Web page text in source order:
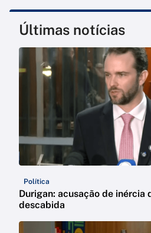
Últimas notícias
Política
Durigan: acusação de inércia
descabida